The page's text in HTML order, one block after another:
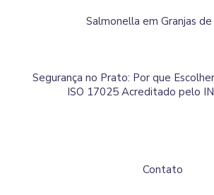
Salmonella em Granjas
Segurança no Prato: Por que
ISO 17025 Acreditado pelo
Contato